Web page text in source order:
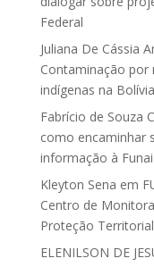
Federal
Juliana De Cássia
Contaminação por
indígenas na Bolívia
Fabrício de Souza
como encaminhar
informação à Funai
Kleyton Sena em
Centro de
Proteção
ELENILSON DE